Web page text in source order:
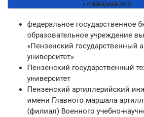
ЧШЩЪЫ ЬЭЮЯ
федеральное государственное
образовательное учреждение
«Пензенский государственный
университет»
Пензенский государственный
университет
Пензенский артиллерийский
имени Главного маршала
(филиал) Военного учебно-